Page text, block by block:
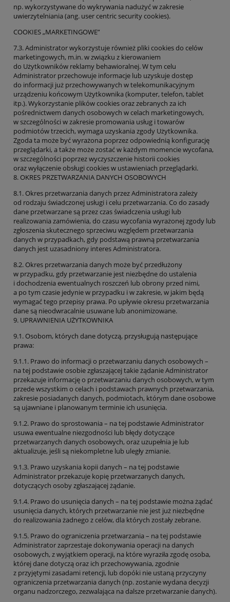
np. wykorzystywane do wykrywania nadużyć w zakresie
uwierzytelniania (ang. user centric security cookies).
COOKIES „MARKETINGOWE”
7.3. Administrator wykorzystuje również pliki cookies do celów
marketingowych, m.in. w związku z kierowaniem
do Użytkowników reklamy behawioralnej. W tym celu
Administrator przechowuje informacje lub uzyskuje dostęp
do informacji już przechowywanych w telekomunikacyjnym
urządzeniu końcowym Użytkownika (komputer, telefon, tablet
itp.). Wykorzystanie plików cookies oraz zebranych za ich
pośrednictwem danych osobowych w celach marketingowych,
w szczególności w zakresie promowania usług i towarów
podmiotów trzecich, wymaga uzyskania zgody Użytkownika.
Zgoda ta może być wyrażona poprzez odpowiednią konfigurację
przeglądarki, a także może zostać w każdym momencie wycofana,
w szczególności poprzez wyczyszczenie historii cookies
oraz wyłączenie obsługi cookies w ustawieniach przeglądarki.
8. OKRES PRZETWARZANIA DANYCH OSOBOWYCH
8.1. Okres przetwarzania danych przez Administratora zależy
od rodzaju świadczonej usługi i celu przetwarzania. Co do zasady
dane przetwarzane są przez czas świadczenia usługi lub
realizowania zamówienia, do czasu wycofania wyrażonej zgody lub
zgłoszenia skutecznego sprzeciwu względem przetwarzania
danych w przypadkach, gdy podstawą prawną przetwarzania
danych jest uzasadniony interes Administratora.
8.2. Okres przetwarzania danych może być przedłużony
w przypadku, gdy przetwarzanie jest niezbędne do ustalenia
i dochodzenia ewentualnych roszczeń lub obrony przed nimi,
a po tym czasie jedynie w przypadku i w zakresie, w jakim będą
wymagać tego przepisy prawa. Po upływie okresu przetwarzania
dane są nieodwracalnie usuwane lub anonimizowane.
9. UPRAWNIENIA UŻYTKOWNIKA
9.1. Osobom, których dane dotyczą, przysługują następujące
prawa:
9.1.1. Prawo do informacji o przetwarzaniu danych osobowych –
na tej podstawie osobie zgłaszającej takie żądanie Administrator
przekazuje informację o przetwarzaniu danych osobowych, w tym
przede wszystkim o celach i podstawach prawnych przetwarzania,
zakresie posiadanych danych, podmiotach, którym dane osobowe
są ujawniane i planowanym terminie ich usunięcia.
9.1.2. Prawo do sprostowania – na tej podstawie Administrator
usuwa ewentualne niezgodności lub błędy dotyczące
przetwarzanych danych osobowych, oraz uzupełnia je lub
aktualizuje, jeśli są niekompletne lub uległy zmianie.
9.1.3. Prawo uzyskania kopii danych – na tej podstawie
Administrator przekazuje kopię przetwarzanych danych,
dotyczących osoby zgłaszającej żądanie.
9.1.4. Prawo do usunięcia danych – na tej podstawie można żądać
usunięcia danych, których przetwarzanie nie jest już niezbędne
do realizowania żadnego z celów, dla których zostały zebrane.
9.1.5. Prawo do ograniczenia przetwarzania – na tej podstawie
Administrator zaprzestaje dokonywania operacji na danych
osobowych, z wyjątkiem operacji, na które wyraziła zgodę osoba,
której dane dotyczą oraz ich przechowywania, zgodnie
z przyjętymi zasadami retencji, lub dopóki nie ustaną przyczyny
ograniczenia przetwarzania danych (np. zostanie wydana decyzji
organu nadzorczego, zezwalająca na dalsze przetwarzanie danych).